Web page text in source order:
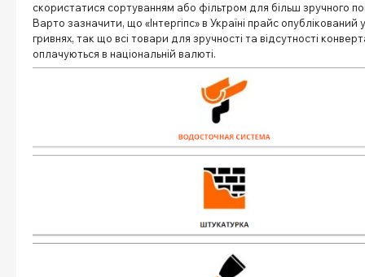
скористатися сортуванням або фільтром для більш зручного
Варто зазначити, що «Інтергіпс» в Україні прайс опублікований у
гривнях, так що всі товари для зручності та відсутності
оплачуються в національній валюті.